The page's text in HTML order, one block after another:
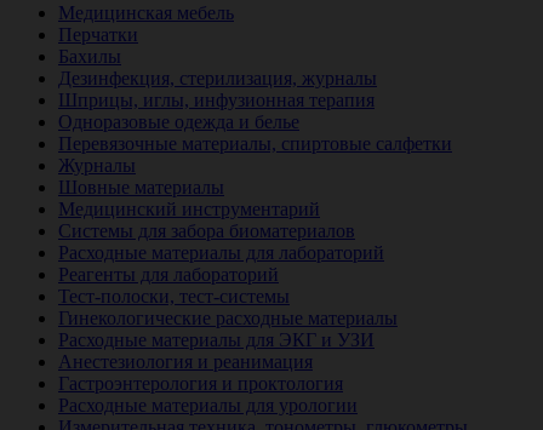
Медицинская мебель
Перчатки
Бахилы
Дезинфекция, стерилизация, журналы
Шприцы, иглы, инфузионная терапия
Одноразовые одежда и белье
Перевязочные материалы, спиртовые салфетки
Журналы
Шовные материалы
Медицинский инструментарий
Системы для забора биоматериалов
Расходные материалы для лабораторий
Реагенты для лабораторий
Тест-полоски, тест-системы
Гинекологические расходные материалы
Расходные материалы для ЭКГ и УЗИ
Анестезиология и реанимация
Гастроэнтерология и проктология
Расходные материалы для урологии